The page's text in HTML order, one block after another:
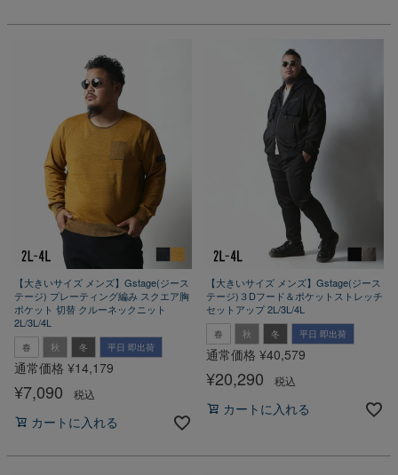
【大きいサイズ メンズ】Gstage(ジース
テージ) プレーティング編み スクエア胸
ポケット 切替 クルーネックニット
2L/3L/4L
春 秋 冬 平日 即出荷
通常価格 ¥14,179
¥7,090 税込
カートに入れる
【大きいサイズ メンズ】Gstage(ジース
テージ)３Dフード＆ポケットストレッチ
セットアップ 2L/3L/4L
春 秋 冬 平日 即出荷
通常価格 ¥40,579
¥20,290 税込
カートに入れる